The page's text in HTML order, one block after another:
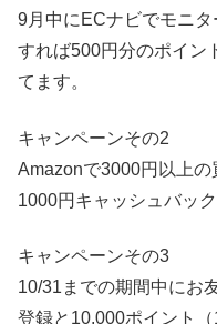
9月中にECナビでモニ
すれば500円分のポイン
てます。
キャンペーンその2
Amazonで3000円以上
1000円キャッシュバッ
キャンペーンその3
10/31までの期間中にお
登録と10,000ポイント